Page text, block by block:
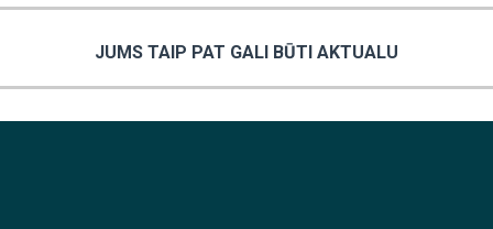
JUMS TAIP PAT GALI BŪTI AKTUALU